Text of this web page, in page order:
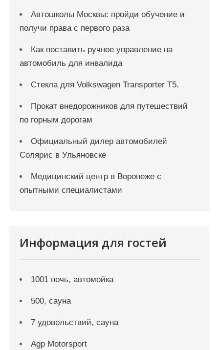
Автошколы Москвы: пройди обучение и
получи права с первого раза
Как поставить ручное управление на
автомобиль для инвалида
Стекла для Volkswagen Transporter T5.
Прокат внедорожников для путешествий
по горным дорогам
Официальный дилер автомобилей
Солярис в Ульяновске
Медицинский центр в Воронеже с
опытными специалистами
Информация для гостей
1001 ночь, автомойка
500, сауна
7 удовольствий, сауна
Agp Motorsport